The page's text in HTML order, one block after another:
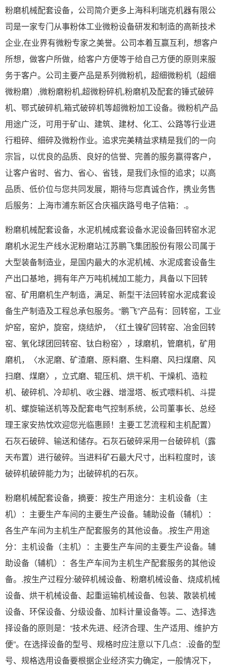
粉磨机械配套设备，公司简介更多上海科利瑞克机器有限公
司是一家专门从事粉体工业微粉设备研发和制造的高新技术
企业,在业界有微粉专家之美誉。公司本着互赢互利，想客户
所想，做客户所做，给客户方便等于给自己方便的原则来服
务于客户。公司主要产品是系列微粉机，超细微粉机（超细
微粉磨）,微粉磨粉机,超微粉碎机,粉磨机及配套的锤式破碎
机、鄂式破碎机,箱式破碎机等超微粉加工设备。微粉机产品
用途广泛，可用于矿山、建筑、建材、化工、公路等行业进
行粗碎、细碎及微粉作业。追求完美精益求精是我们的一向
宗旨，以优良的品质、良好的信誉、完善的服务赢得客户，
让客户省时、省力、省心、省钱，是我们永恒的追求；以高
品质、低价位与您共同发展，期待与您真诚合作，携业务售
后服务：上海市浦东新区合庆福庆路号电子信箱：.。
粉磨机械配套设备，水泥机械成套设备水泥设备回转窑水泥
磨机水泥生产线水泥粉磨站江苏鹏飞集团股份有限公司属于
大型装备制造业，是国内最大的水泥机械、水泥成套设备生
产出口基地，拥有年产万吨机械加工能力，具备以下回转
窑、矿用磨机生产制造，满足、新型干法回转窑水泥成套设
备生产制造及工程总承包服务。“鹏飞”产品有：回转窑，工业
炉窑，窑炉，旋窑，烧结炉，〈红土镍矿回转窑、冶金回转
窑、氧化球团回转窑、钛白粉窑〉，球磨机，管磨机，矿用
磨机，〈水泥磨、矿渣磨、原料磨、生料磨、风扫煤磨、风
扫磨、煤磨〉，立式磨、辊压机、烘干机、干燥机、造粒
机、破碎机、冷却机、收尘器、增湿塔、板式喂料机、斗提
机、螺旋输送机等及配套电气控制系统，公司董事长、总经
理王家安热忱欢迎您光临惠顾！主要工艺流程和主机配置）
石灰石破碎、输送和储存。石灰石破碎采用一台破碎机（露
天布置）进行破碎。当进料矿石最大尺寸，出料粒度时，该
破碎机破碎能力为；出破碎机的石灰。
粉磨机械配套设备，摘要：按生产用途分：主机设备（主
机）：主要生产车间的主要生产设备。辅助设备（辅机）：
各生产车间为主机生产配套服务的其他设备。.按生产用途
分：主机设备（主机）：主要生产车间的主要生产设备。辅
助设备（辅机）：各生产车间为主机生产配套服务的其他设
备。.按生产过程分:破碎机械设备、粉磨机械设备、烧成机械
设备、烘干机械设备、起重运输机械设备、包装、散装机械
设备、环保设备、分级设备、加料计量设备等。二、选择选
择设备的原则是：“技术先进、经济合理、生产适用、维护方
便”。在选择设备的型号、规格时应注意以下几点：.设备的型
号、规格选用设备要根据企业经济实力确定，一般情况下，